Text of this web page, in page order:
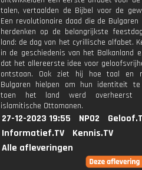
talen, vertaalden de Bijbel voor de
Een revolutionaire daad die de
herdenken op de belangrijkste
land: de dag van het cyrillische alfabet.
in de geschiedenis van het Balkanland
dat het allereerste idee voor
ontstaan. Ook ziet hij hoe taal en
Bulgaren hielpen om hun identiteit te
toen het land werd overheerst
islamitische Ottomanen.
27-12-2023 19:55 NPO2
Informatief.TV
Kennis.TV
Alle afleveringen